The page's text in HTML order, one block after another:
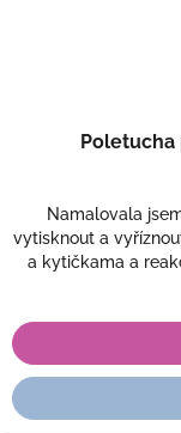
Poletucha
Namalovala
vytisknout a
a kytičkama a